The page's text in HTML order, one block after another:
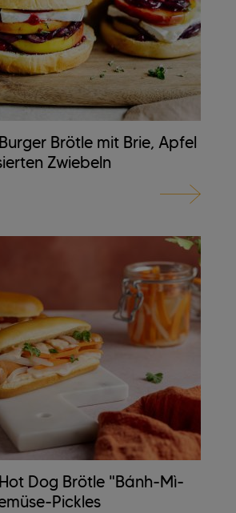
Brötle mit Brie, Apfel
Zwiebeln
Dog Brötle "Bánh-Mì-
Pickles